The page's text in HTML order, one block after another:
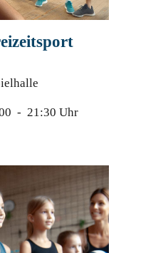
- 21:30 Uhr